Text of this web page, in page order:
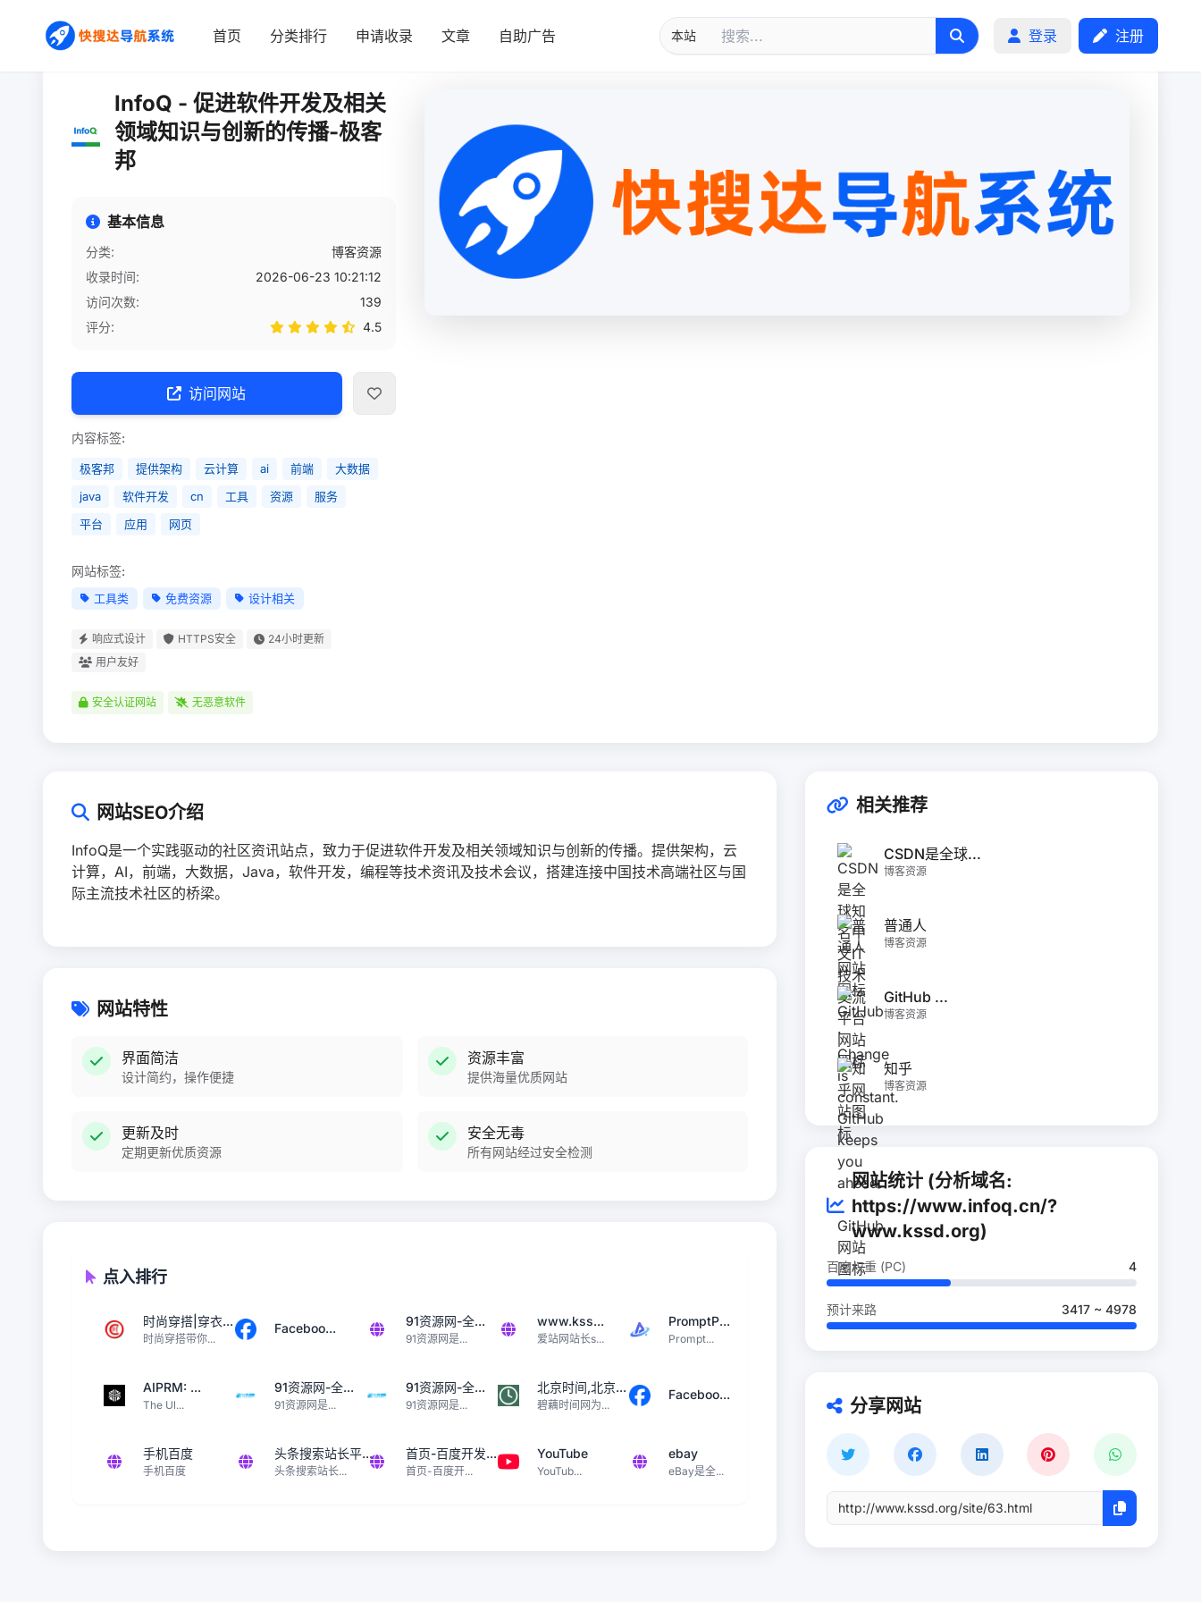
首页 分类排行 申请收录 文章 自助广告 登录 注册
首页 / 网站详情
InfoQ - 促进软件开发及相关
领域知识与创新的传播-极客
邦
基本信息
分类:
博客资源
收录时间:
2026-06-23 10:21:12
访问次数:
139
评分:
4.5
访问网站
内容标签:
极客邦 提供架构 云计算 ai 前端
大数据
java
软件开发 cn 工具 资源
服务
平台
应用 网页
网站标签:
工具类 免费资源 设计相关
响应式设计 HTTPS安全
24小时更新
用户友好
安全认证网站 无恶意软件
网站SEO介绍
InfoQ是一个实践驱动的社区资讯站点，致力于促进软件开发及相关领域知识与创新的传播。提供架构，云
计算，AI，前端，大数据，Java，软件开发，编程等技术资讯及技术会议，搭建连接中国技术高端社区与国
际主流技术社区的桥梁。
网站特性
界面简洁
设计简约，操作便捷
资源丰富
提供海量优质网站
更新及时
定期更新优质资源
安全无毒
所有网站经过安全检测
点入排行
时尚穿搭|穿衣...
时尚穿搭带你...
Faceboo... 91资源网-全...
91资源网是...
www.kss...
爱站网站长s...
PromptP...
Prompt...
AIPRM: ...
The Ul...
91资源网-全...
91资源网是...
91资源网-全...
91资源网是...
北京时间,北京...
碧藕时间网为...
Faceboo...
手机百度
手机百度
头条搜索站长平...
头条搜索站长...
首页-百度开发...
首页-百度开...
YouTube
YouTub...
ebay
eBay是全...
相关推荐
CSDN是全球...
博客资源
普通人
博客资源
GitHub ...
博客资源
知乎
博客资源
网站统计 (分析域名:
https://www.infoq.cn/?
www.kssd.org)
百度权重 (PC) 4
预计来路 3417 ~ 4978
分享网站